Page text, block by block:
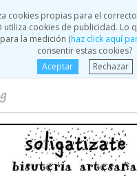
cookies propias para el
utiliza cookies de publicidad. Lo
la medición (haz click aquí
consentir estas cookies?
Aceptar
Rechazar